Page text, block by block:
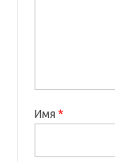
Имя *